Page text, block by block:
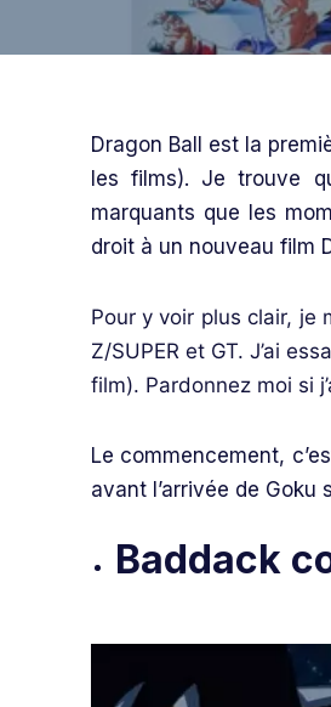
Dragon Ball est la
les films). Je trouve
marquants que les
droit à un nouveau film
Pour y voir plus clair, je
Z/SUPER et GT. J’ai
film). Pardonnez moi si
Le commencement,
avant l’arrivée de Goku
Baddack